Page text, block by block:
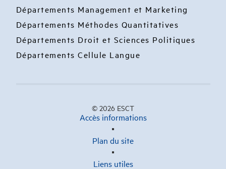
Départements Management et Marketing
Départements Méthodes Quantitatives
Départements Droit et Sciences Politiques
Départements Cellule Langue
© 2026 ESCT
Accès informations
Plan du site
Liens utiles